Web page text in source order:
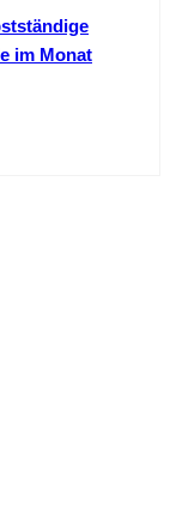
im Monat